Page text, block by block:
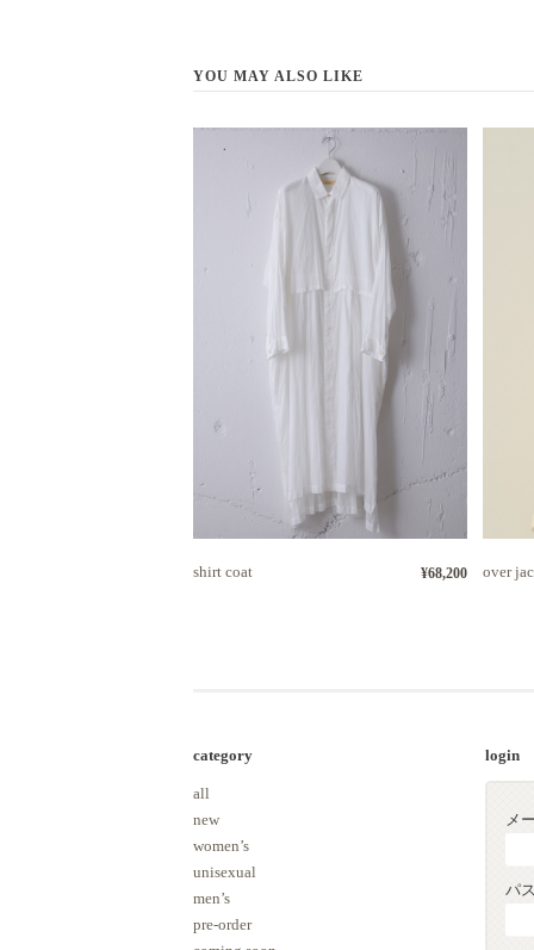
YOU MAY ALSO LIKE
shirt coat ¥68,200 over
category
all
new
women’s
unisexual
men’s
pre-order
login
メ
パ